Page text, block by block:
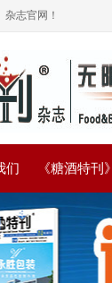
志官网！
们 《糖酒特刊》